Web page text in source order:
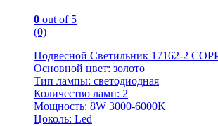
0 out of 5
(0)
Подвесной Светильник 17162-2
Основной цвет: золото
Тип лампы: светодиодная
Количество ламп: 2
Мощность: 8W 3000-6000K
Цоколь: Led